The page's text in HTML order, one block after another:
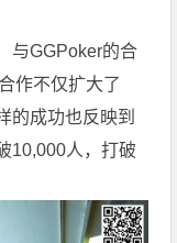
GGPoker的合
作不仅扩大了
的成功也反映到
10,000人，打破